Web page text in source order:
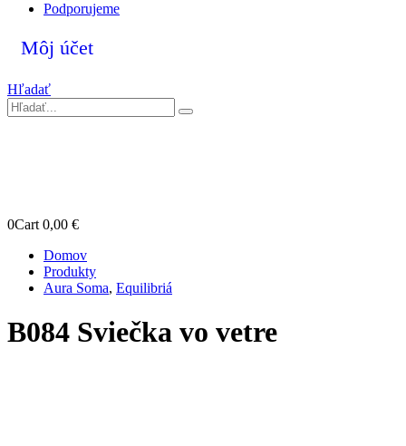
Podporujeme
Môj účet
Hľadať
0Cart 0,00 €
Domov
Produkty
Aura Soma, Equilibriá
B084 Sviečka vo vetre